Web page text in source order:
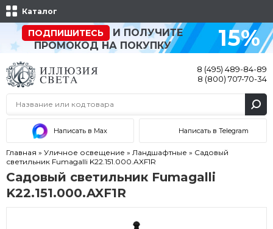
Каталог
ПОДПИШИТЕСЬ
И ПОЛУЧИТЕ
ПРОМОКОД НА ПОКУПКУ
15%
8 (495) 489-84-89
8 (800) 707-70-34
Написать в Max Написать в Telegram
Главная » Уличное освещение » Ландшафтные » Садовый
светильник Fumagalli K22.151.000.AXF1R
Садовый светильник Fumagalli
K22.151.000.AXF1R